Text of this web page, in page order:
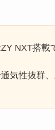
NXT搭載
気性抜群